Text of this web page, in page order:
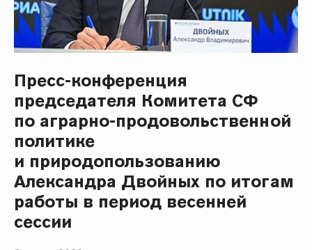
Пресс-конференция
председателя Комитета СФ
по аграрно-продовольственной
политике
и природопользованию
Александра Двойных по итогам
работы в период весенней
сессии